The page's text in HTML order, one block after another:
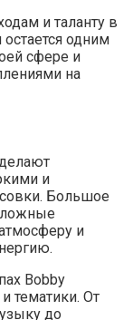
и таланту в
одним
сфере и
на
и
Большое
и
Bobby
тематики. От
до